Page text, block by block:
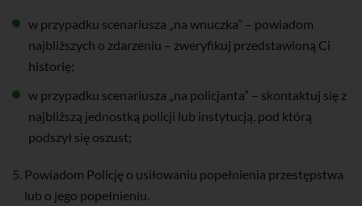
w przypadku scenariusza „na wnuczka” – powiadom
najbliższych o zdarzeniu – zweryfikuj przedstawioną Ci
historię;
w przypadku scenariusza „na policjanta” – skontaktuj się z
najbliższą jednostką policji lub instytucją, pod którą
podszył się oszust;
Powiadom Policję o usiłowaniu popełnienia przestępstwa
lub o jego popełnieniu.